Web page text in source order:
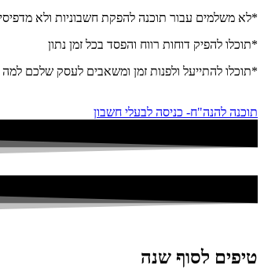
*לא משלמים עבור תוכנה להפקת חשבוניות ולא
*תוכלו להפיק דוחות רווח והפסד בכל זמן נתון
*תוכלו להתייעל ולפנות זמן ומשאבים לעסק שלכם
תוכנה להנה"ח- כניסה לבעלי חשבון
טיפים לסוף שנה